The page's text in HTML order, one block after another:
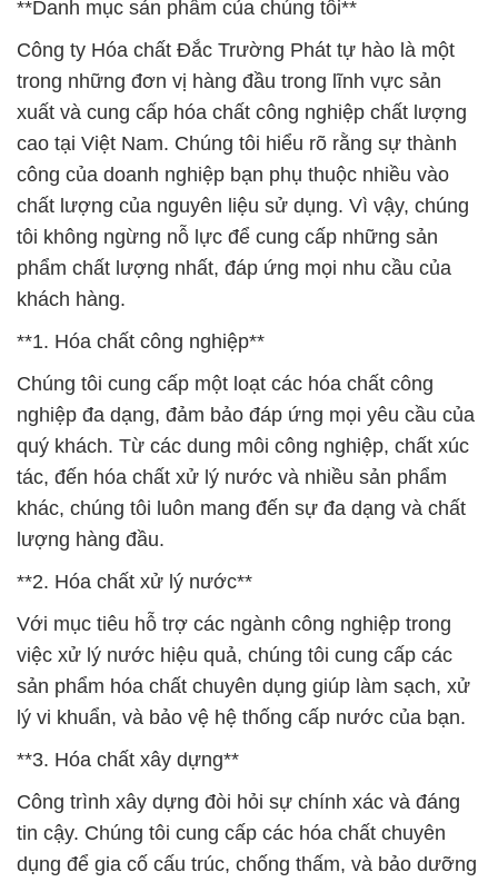
**Danh mục sản phẩm của chúng tôi**
Công ty Hóa chất Đắc Trường Phát tự hào là một
trong những đơn vị hàng đầu trong lĩnh vực sản
xuất và cung cấp hóa chất công nghiệp chất lượng
cao tại Việt Nam. Chúng tôi hiểu rõ rằng sự thành
công của doanh nghiệp bạn phụ thuộc nhiều vào
chất lượng của nguyên liệu sử dụng. Vì vậy, chúng
tôi không ngừng nỗ lực để cung cấp những sản
phẩm chất lượng nhất, đáp ứng mọi nhu cầu của
khách hàng.
**1. Hóa chất công nghiệp**
Chúng tôi cung cấp một loạt các hóa chất công
nghiệp đa dạng, đảm bảo đáp ứng mọi yêu cầu của
quý khách. Từ các dung môi công nghiệp, chất xúc
tác, đến hóa chất xử lý nước và nhiều sản phẩm
khác, chúng tôi luôn mang đến sự đa dạng và chất
lượng hàng đầu.
**2. Hóa chất xử lý nước**
Với mục tiêu hỗ trợ các ngành công nghiệp trong
việc xử lý nước hiệu quả, chúng tôi cung cấp các
sản phẩm hóa chất chuyên dụng giúp làm sạch, xử
lý vi khuẩn, và bảo vệ hệ thống cấp nước của bạn.
**3. Hóa chất xây dựng**
Công trình xây dựng đòi hỏi sự chính xác và đáng
tin cậy. Chúng tôi cung cấp các hóa chất chuyên
dụng để gia cố cấu trúc, chống thấm, và bảo dưỡng